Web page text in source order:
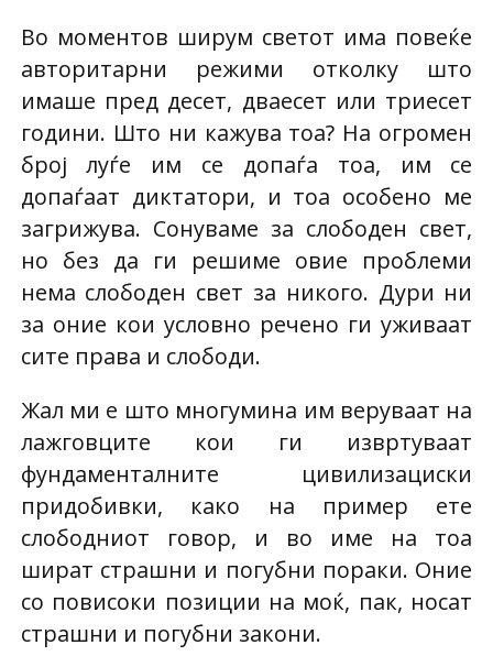
Во моментов ширум светот има повеќе
авторитарни режими отколку што
имаше пред десет, дваесет или триесет
години. Што ни кажува тоа? На огромен
број луѓе им се допаѓа тоа, им се
допаѓаат диктатори, и тоа особено ме
загрижува. Сонуваме за слободен свет,
но без да ги решиме овие проблеми
нема слободен свет за никого. Дури ни
за оние кои условно речено ги уживаат
сите права и слободи.
Жал ми е што многумина им веруваат на
лажговците кои ги извртуваат
фундаменталните цивилизациски
придобивки, како на пример ете
слободниот говор, и во име на тоа
шират страшни и погубни пораки. Оние
со повисоки позиции на моќ, пак, носат
страшни и погубни закони.